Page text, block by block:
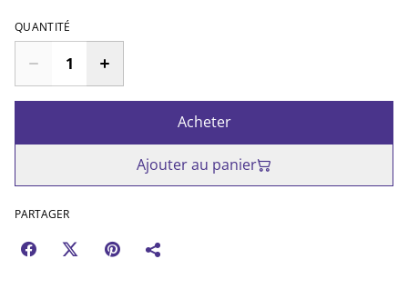
QUANTITÉ
Acheter
Ajouter au panier
PARTAGER